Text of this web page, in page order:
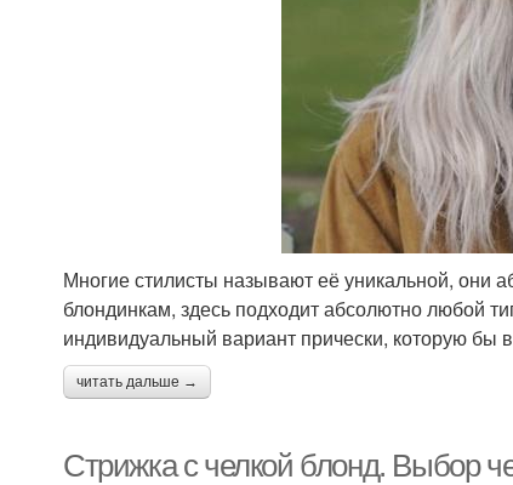
Многие стилисты называют её уникальной, они
блондинкам, здесь подходит абсолютно любой
индивидуальный вариант прически, которую бы
читать дальше →
Стрижка с челкой блонд. Выбор